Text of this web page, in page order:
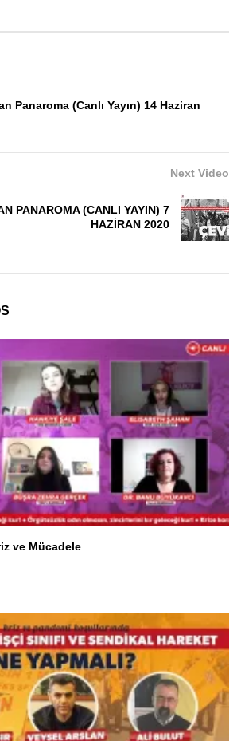
Panaroma (Canlı Yayın) 14 Haziran
Next Video
PANAROMA (CANLI YAYIN) 7
HAZİRAN 2020
ve Mücadele